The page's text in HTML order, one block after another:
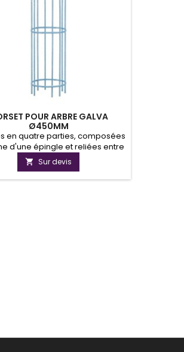
POUR ARBRE GALVA
Ø450MM
en quatre parties, composées
d'une épingle et reliées entre
des demi-arceaux en acier
et fermés par des boulons de
blocage fournis.
 Sur devis